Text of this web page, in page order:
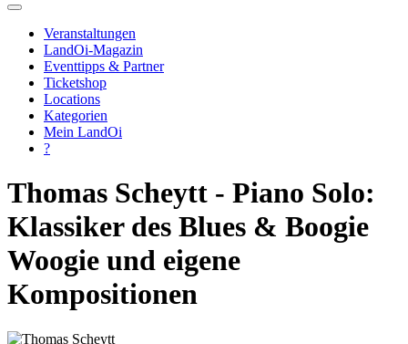
Veranstaltungen
LandOi-Magazin
Eventtipps & Partner
Ticketshop
Locations
Kategorien
Mein LandOi
?
Thomas Scheytt - Piano Solo:
Klassiker des Blues & Boogie
Woogie und eigene
Kompositionen